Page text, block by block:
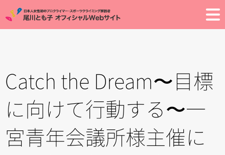
Catch the Dream〜目標
に向けて行動する〜一
宮青年会議所様主催に